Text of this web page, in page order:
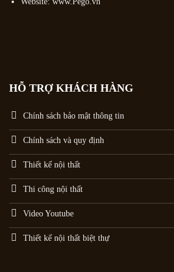
HỖ TRỢ KHÁCH HÀNG
Chính sách bảo mật thông tin
Chính sách và quy định
Thiết kế nội thất
Thi công nội thất
Video Youtube
Thiết kế nội thất biệt thự